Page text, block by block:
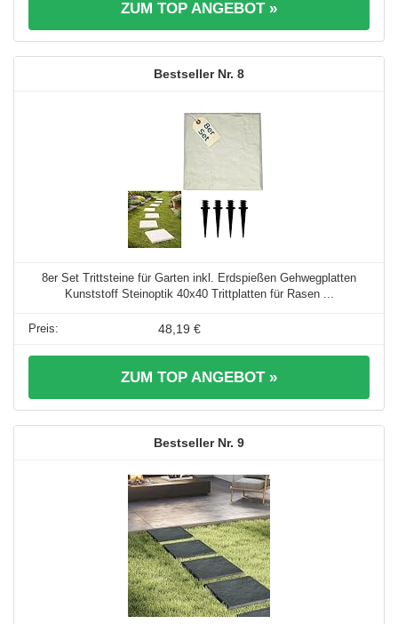
ZUM TOP ANGEBOT »
8
8er Set Trittsteine für Garten inkl. Erdspießen Gehwegplatten
Kunststoff Steinoptik 40x40 Trittplatten für Rasen ...
48,19 €
ZUM TOP ANGEBOT »
9